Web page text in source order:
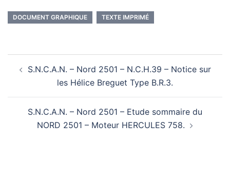
DOCUMENT GRAPHIQUE TEXTE IMPRIMÉ
d’article
S.N.C.A.N. – Nord 2501 – N.C.H.39 – Notice sur
les Hélice Breguet Type B.R.3.
S.N.C.A.N. – Nord 2501 – Etude sommaire du
NORD 2501 – Moteur HERCULES 758.